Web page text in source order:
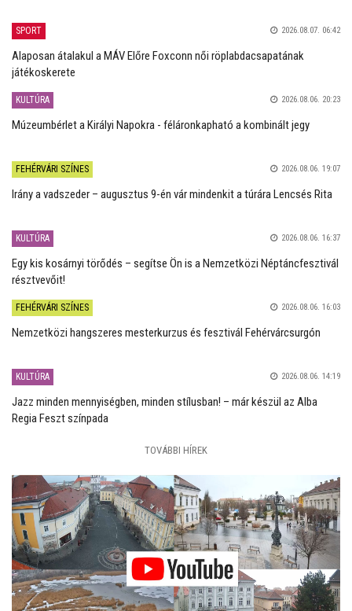
SPORT 2026.08.07. 06:42
Alaposan átalakul a MÁV Előre Foxconn női röplabdacsapatának
játékoskerete
KULTÚRA 2026.08.06. 20:23
Múzeumbérlet a Királyi Napokra - féláronkapható a kombinált jegy
FEHÉRVÁRI SZÍNES 2026.08.06. 19:07
Irány a vadszeder – augusztus 9-én vár mindenkit a túrára Lencsés Rita
KULTÚRA 2026.08.06. 16:37
Egy kis kosárnyi törődés – segítse Ön is a Nemzetközi Néptáncfesztivál
résztvevőit!
FEHÉRVÁRI SZÍNES 2026.08.06. 16:03
Nemzetközi hangszeres mesterkurzus és fesztivál Fehérvárcsurgón
KULTÚRA 2026.08.06. 14:19
Jazz minden mennyiségben, minden stílusban! – már készül az Alba
Regia Feszt színpada
TOVÁBBI HÍREK